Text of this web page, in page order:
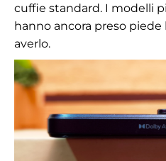
cuffie standard. I modelli
hanno ancora preso
averlo.